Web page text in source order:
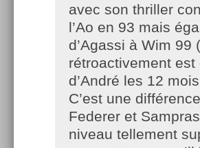
avec son thriller
l’Ao en 93 mais
d’Agassi à Wim
rétroactivement
d’André les 12
C’est une
Federer et
niveau tellement